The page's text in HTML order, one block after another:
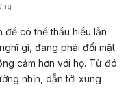
có thể thấu hiểu lẫn
gì, đang phải đối mặt
cảm hơn với họ. Từ đó
nhịn, dẫn tới xung